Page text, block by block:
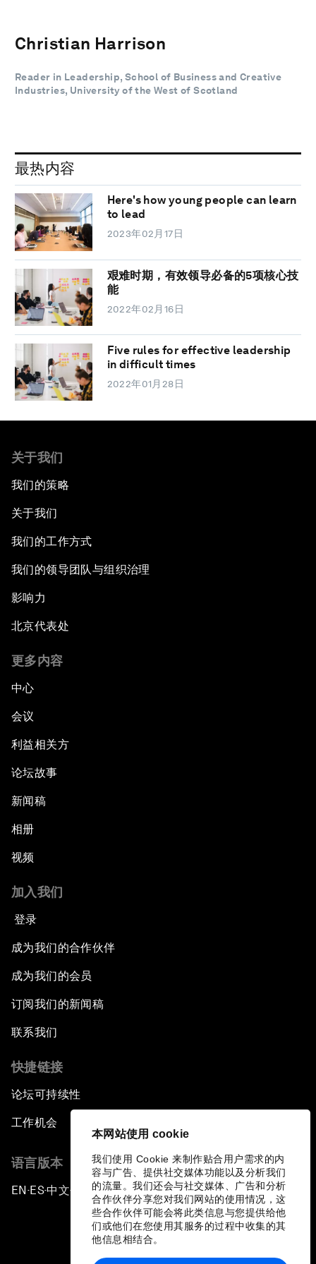
本网站使用 cookie
我们使用 Cookie 来制作贴合用户需求的内
容与广告、提供社交媒体功能以及分析我们
的流量。我们还会与社交媒体、广告和分析
合作伙伴分享您对我们网站的使用情况，这
些合作伙伴可能会将此类信息与您提供给他
们或他们在您使用其服务的过程中收集的其
他信息相结合。
Christian Harrison
Reader in Leadership, School of Business and Creative
Industries, University of the West of Scotland
最热内容
Here's how young people can learn
to lead
2023年02月17日
艰难时期，有效领导必备的5项核心技
能
2022年02月16日
Five rules for effective leadership
in difficult times
2022年01月28日
关于我们
我们的策略
关于我们
我们的工作方式
我们的领导团队与组织治理
影响力
北京代表处
更多内容
中心
会议
利益相关方
论坛故事
新闻稿
相册
视频
加入我们
登录
成为我们的合作伙伴
成为我们的会员
订阅我们的新闻稿
联系我们
快捷链接
论坛可持续性
工作机会
语言版本
EN ▪ ES▪中文▪ 日本語